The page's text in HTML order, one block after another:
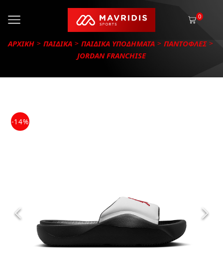
0
ΑΡΧΙΚΗ ΠΑΙΔΙΚΑ ΠΑΙΔΙΚΑ ΥΠΟΔΗΜΑΤΑ
ΠΑΝΤΟΦΛΕΣ
JORDAN FRANCHISE
-14%